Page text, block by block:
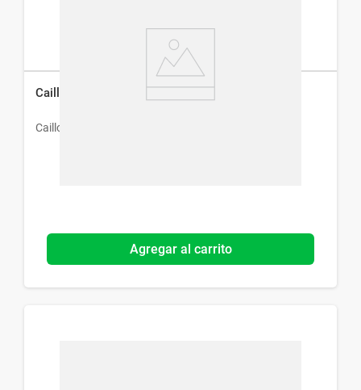
Caillomida Metoclopramida x 20 Comprimidos
Caillon & Hamonet
Agregar al carrito